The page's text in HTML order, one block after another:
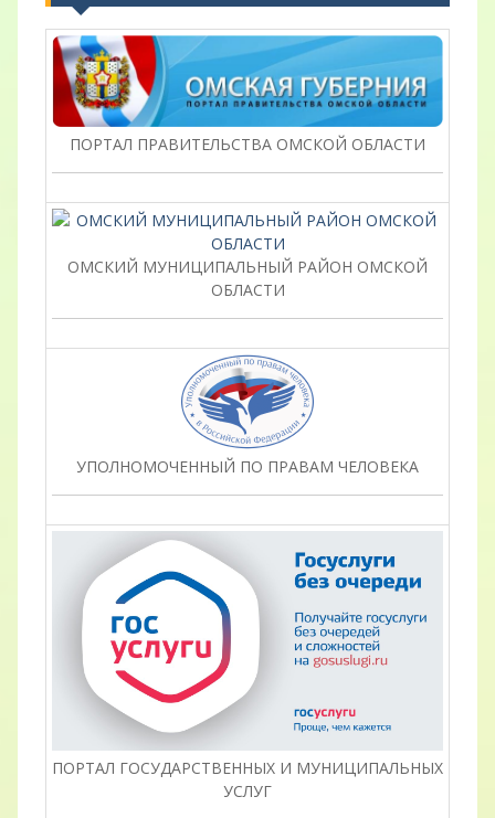
ПОРТАЛ ПРАВИТЕЛЬСТВА ОМСКОЙ ОБЛАСТИ
ОМСКИЙ МУНИЦИПАЛЬНЫЙ РАЙОН ОМСКОЙ
ОБЛАСТИ
УПОЛНОМОЧЕННЫЙ ПО ПРАВАМ ЧЕЛОВЕКА
ПОРТАЛ ГОСУДАРСТВЕННЫХ И МУНИЦИПАЛЬНЫХ
УСЛУГ